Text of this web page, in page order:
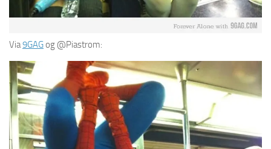
Via9GAGog @Piastrom: